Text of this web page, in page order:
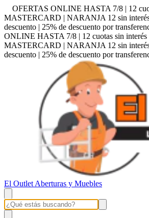
OFERTAS ONLINE HASTA 7/8 | 12
MASTERCARD | NARANJA 12 sin
descuento | 25% de descuento por
ONLINE HASTA 7/8 | 12 cuotas sin
MASTERCARD | NARANJA 12 sin
descuento | 25% de descuento por
El Outlet Aberturas y Muebles